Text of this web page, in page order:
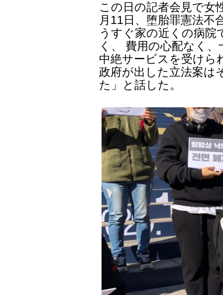
この日の記者会見で女
月11日、堕胎罪憲法不
うすぐ家の近くの病院
く、 費用の心配なく
中絶サービスを受けら
政府が出した立法案は
た」と話した。